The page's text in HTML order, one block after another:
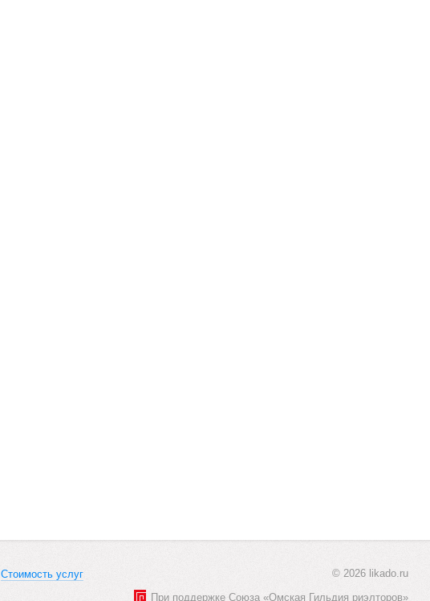
Стоимость услуг © 2026 likado.ru
При поддержке Союза «Омская Гильдия риэлторов»